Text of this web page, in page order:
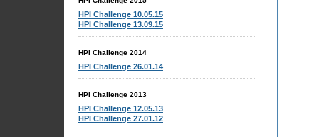
HPI Challenge 10.05.15
HPI Challenge 13.09.15
HPI Challenge 2014
HPI Challenge 26.01.14
HPI Challenge 2013
HPI Challenge 12.05.13
HPI Challenge 27.01.12